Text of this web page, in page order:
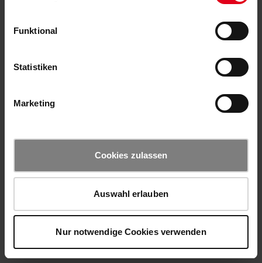
Funktional
Statistiken
Marketing
Cookies zulassen
Auswahl erlauben
Nur notwendige Cookies verwenden